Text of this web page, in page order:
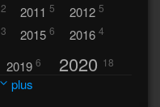
2 2011 5 2012 5
3 2015 6 2016 4
2019 6 2020 18
plus